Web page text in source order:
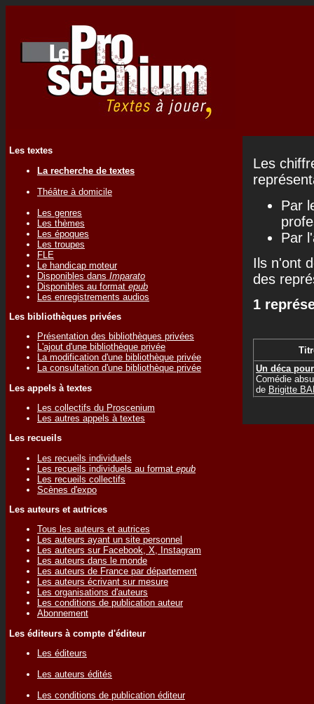
Les textes
La recherche de textes
Théâtre à domicile
Les genres
Les thèmes
Les époques
Les troupes
FLE
Le handicap moteur
Disponibles dans Imparato
Disponibles au format epub
Les enregistrements audios
Les bibliothèques privées
Présentation des bibliothèques privées
L'ajout d'une bibliothèque privée
La modification d'une bibliothèque privée
La consultation d'une bibliothèque privée
Les appels à textes
Les collectifs du Proscenium
Les autres appels à textes
Les recueils
Les recueils individuels
Les recueils individuels au format epub
Les recueils collectifs
Scènes d'expo
Les auteurs et autrices
Tous les auteurs et autrices
Les auteurs ayant un site personnel
Les auteurs sur Facebook, X, Instagram
Les auteurs dans le monde
Les auteurs de France par département
Les auteurs écrivant sur mesure
Les organisations d'auteurs
Les conditions de publication auteur
Abonnement
Les éditeurs à compte d'éditeur
Les éditeurs
Les auteurs édités
Les conditions de publication éditeur
Les
Par
Par
Ils n'ont
des
1
Un déca
Comédie
de Brigitte